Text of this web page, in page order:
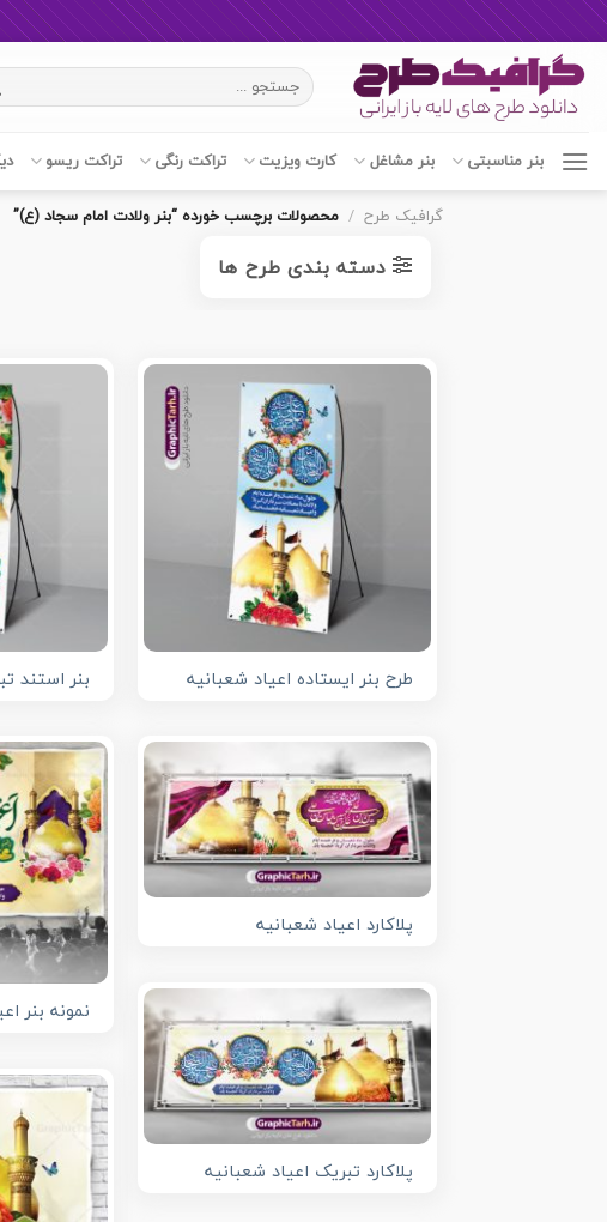
content
جستجو
برای:
بنر مناسبتی بنر مشاغل کارت ویزیت تراکت رنگی تراکت ریسو
گرافیک طرح / محصولات برچسب خورده “بنر ولادت امام سجاد (ع)”
دسته بندی طرح ها
طرح بنر ایستاده اعیاد شعبانیه
بنر استند
پلاکارد اعیاد شعبانیه
نمونه بنر
پلاکارد تبریک اعیاد شعبانیه